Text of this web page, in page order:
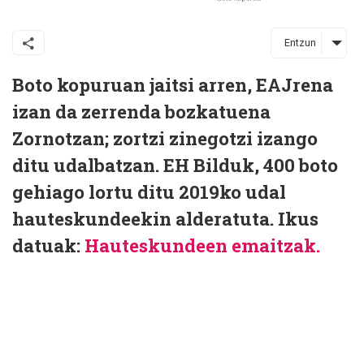
Entzun
Boto kopuruan jaitsi arren, EAJrena
izan da zerrenda bozkatuena
Zornotzan; zortzi zinegotzi izango
ditu udalbatzan. EH Bilduk, 400 boto
gehiago lortu ditu 2019ko udal
hauteskundeekin alderatuta. Ikus
datuak: Hauteskundeen emaitzak.